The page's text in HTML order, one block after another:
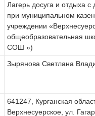
Лагерь досуга и отдыха
при муниципальном
учреждении
общеобразовательная
СОШ »)
Зырянова Светлана
641247, Курганская
Верхнесуерское, ул.